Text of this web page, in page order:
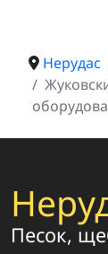
Нерудас
Песок,